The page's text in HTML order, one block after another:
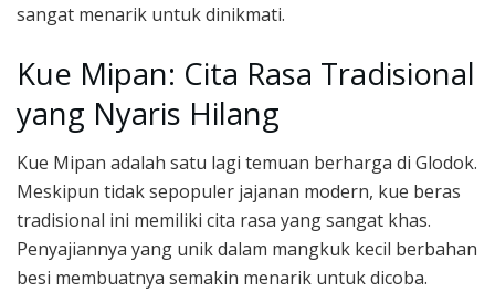
sangat menarik untuk dinikmati.
Kue Mipan: Cita Rasa Tradisional
yang Nyaris Hilang
Kue Mipan adalah satu lagi temuan berharga di Glodok.
Meskipun tidak sepopuler jajanan modern, kue beras
tradisional ini memiliki cita rasa yang sangat khas.
Penyajiannya yang unik dalam mangkuk kecil berbahan
besi membuatnya semakin menarik untuk dicoba.